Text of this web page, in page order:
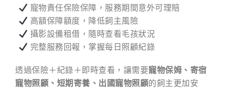
寵物責任保險保障，服務期間意外可理賠
高額保障額度，降低飼主風險
攝影設備租借，隨時查看毛孩狀況
完整服務回報，掌握每日照顧紀錄
透過保險＋紀錄＋即時查看，讓需要寵物保姆、寄宿
寵物照顧、短期寄養、出國寵物照顧的飼主更加安